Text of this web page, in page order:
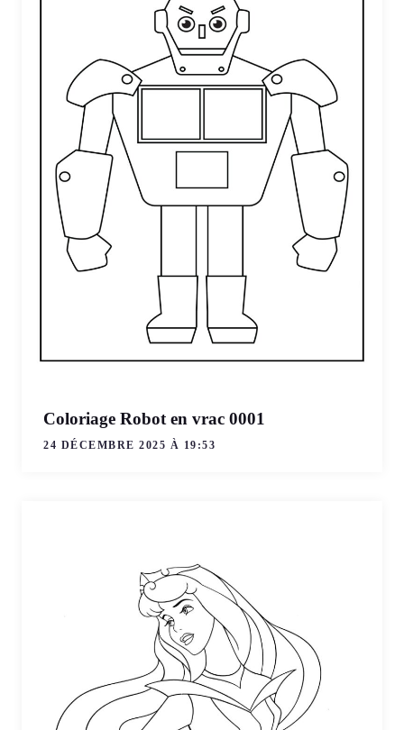
Coloriage Robot en vrac 0001
24 DÉCEMBRE 2025 À 19:53